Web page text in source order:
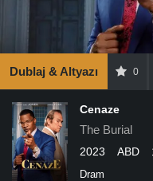
Dublaj & Altyazı 0
Cenaze
The Burial
2023 ABD
Dram